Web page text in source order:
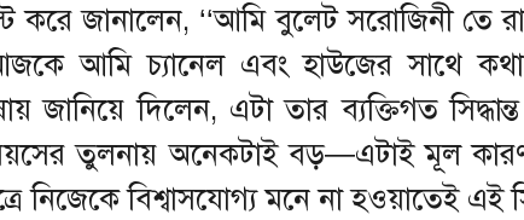
করে জানালেন, ‘‘আমি বুলেট সরোজিনী তে
আমি চ্যানেল এবং হাউজের সাথে
জানিয়ে দিলেন, এটা তার ব্যক্তিগত
তুলনায় অনেকটাই বড়—এটাই মূল
নিজেকে বিশ্বাসযোগ্য মনে না হওয়াতেই এই